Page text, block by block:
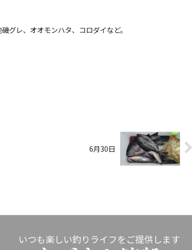
グレ、オオモンハタ、コロダイなど。
6月30日
いつも楽しい釣りライフをご提供します